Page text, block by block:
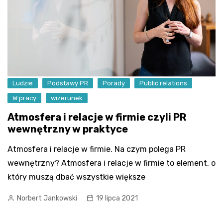
Ludzie Podstawy PR Porady
Public relations
W pracy
wizerunek
Atmosfera i relacje w firmie czyli PR
wewnętrzny w praktyce
Atmosfera i relacje w firmie. Na czym polega PR
wewnętrzny? Atmosfera i relacje w firmie to element, o
który muszą dbać wszystkie większe
Norbert Jankowski 19 lipca 2021